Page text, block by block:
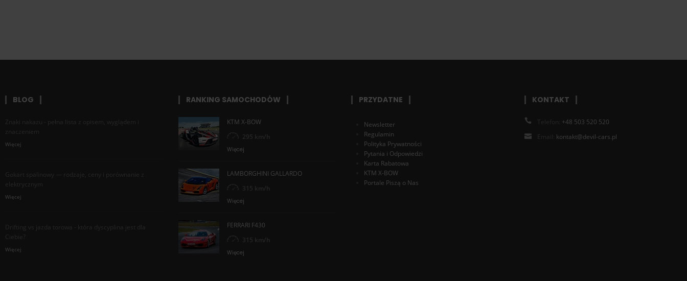
BLOG
Znaki nakazu - pełna lista z opisem, wyglądem i
znaczeniem
Więcej
Gokart spalinowy — rodzaje, ceny i porównanie z
elektrycznym
Więcej
Drifting vs jazda torowa - która dyscyplina jest dla
Ciebie?
Więcej
RANKING SAMOCHODÓW
KTM X-BOW
295 km/h
Więcej
LAMBORGHINI GALLARDO
315 km/h
Więcej
FERRARI F430
315 km/h
Więcej
PRZYDATNE
Newsletter
Regulamin
Polityka Prywatności
Pytania i Odpowiedzi
Karta Rabatowa
KTM X-BOW
Portale Piszą o Nas
KONTAKT
Telefon: +48 503 520 520
Email: kontakt@devil-cars.pl